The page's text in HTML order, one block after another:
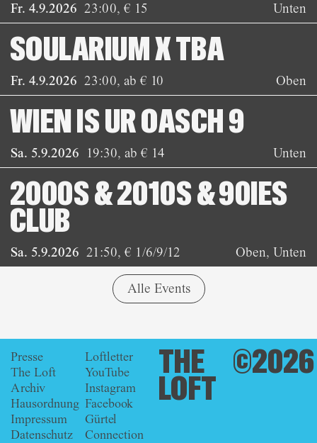
Fr. 4.9.2026 23:00,€ 15 Unten
Fr. 4.9.2026 23:00, ab € 10
SOULARIUM X TBA
Oben
Sa. 5.9.2026 19:30, ab € 14
WIEN IS UR OASCH 9
Unten
Sa. 5.9.2026 21:50,€ 1/6/9/12
2000S & 2010S & 90IES
CLUB
Oben, Unten
Alle Events
THE
LOFT
Presse
The Loft
Archiv
Hausordnung
Impressum
Datenschutz
Loftletter
YouTube
Instagram
Facebook
Gürtel
Connection
©2026